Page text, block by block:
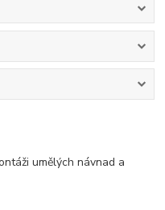
umělých návnad a